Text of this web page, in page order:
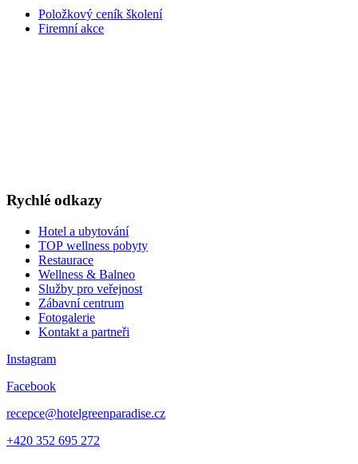
Položkový ceník školení
Firemní akce
Rychlé odkazy
Hotel a ubytování
TOP wellness pobyty
Restaurace
Wellness & Balneo
Služby pro veřejnost
Zábavní centrum
Fotogalerie
Kontakt a partneři
Instagram
Facebook
recepce@hotelgreenparadise.cz
+420 352 695 272